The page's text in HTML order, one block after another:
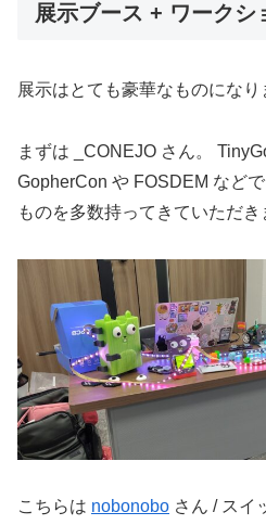
展示ブース + ワークシ
展示はとても豪華なものになり
まずは _CONEJO さん。
GopherCon や FOSDEM など
ものを多数持ってきていただき
こちらは nobonobo さん / スイ